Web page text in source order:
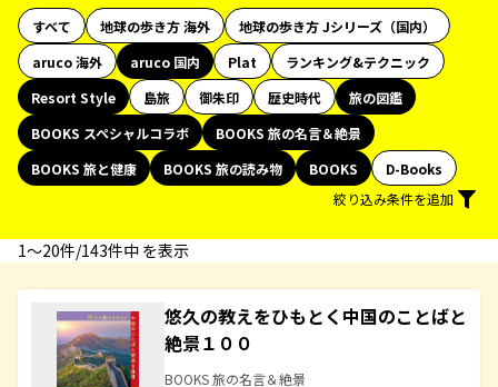
すべて 地球の歩き方 海外
地球の歩き方 Jシリーズ（国内）
aruco 海外
aruco 国内 Plat
ランキング&テクニック
Resort Style
島旅 御朱印 歴史時代
旅の図鑑
BOOKS スペシャルコラボ
BOOKS 旅の名言＆絶景
BOOKS 旅と健康
BOOKS 旅の読み物 BOOKS
D-Books
絞り込み条件を追加
1〜20件/143件中 を表示
悠久の教えをひもとく中国のことばと
絶景１００
BOOKS 旅の名言＆絶景